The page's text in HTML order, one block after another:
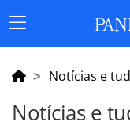
Menu
Principal
Notícias e
Notícias e